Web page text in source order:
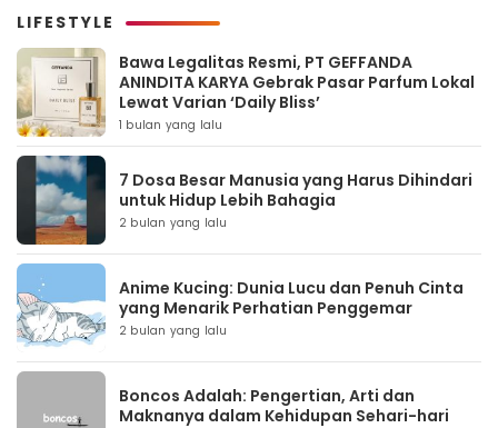
LIFESTYLE
Bawa Legalitas Resmi, PT GEFFANDA
ANINDITA KARYA Gebrak Pasar Parfum Lokal
Lewat Varian ‘Daily Bliss’
1 bulan yang lalu
7 Dosa Besar Manusia yang Harus Dihindari
untuk Hidup Lebih Bahagia
2 bulan yang lalu
Anime Kucing: Dunia Lucu dan Penuh Cinta
yang Menarik Perhatian Penggemar
2 bulan yang lalu
Boncos Adalah: Pengertian, Arti dan
Maknanya dalam Kehidupan Sehari-hari